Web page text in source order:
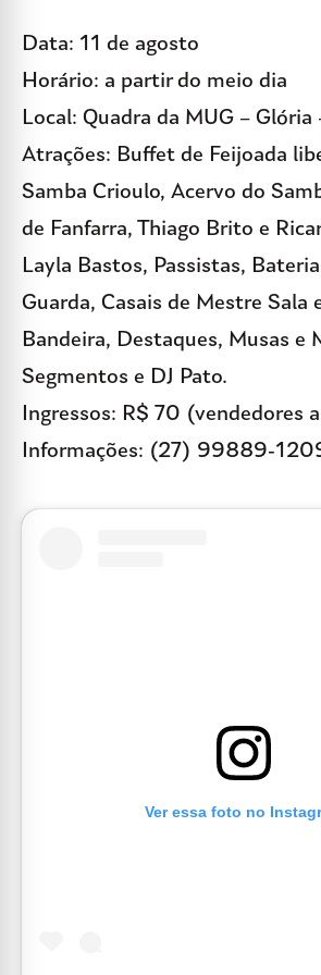
Data: 11 de agosto
Horário: a partir do meio dia
Local: Quadra da MUG – Glória
Atrações: Buffet de Feijoada
Samba Crioulo, Acervo do
de Fanfarra, Thiago Brito e
Layla Bastos, Passistas,
Guarda, Casais de Mestre Sala
Bandeira, Destaques, Musas e
Segmentos e DJ Pato.
Ingressos: R$ 70 (vendedores
Informações: (27) 99889-
Ver essa foto no